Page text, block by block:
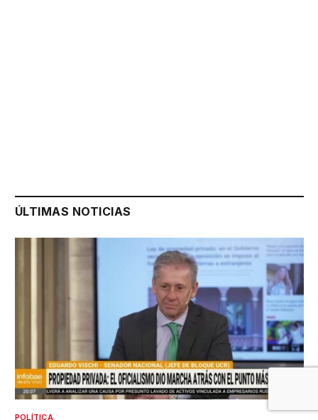
ÚLTIMAS NOTICIAS
POLÍTICA